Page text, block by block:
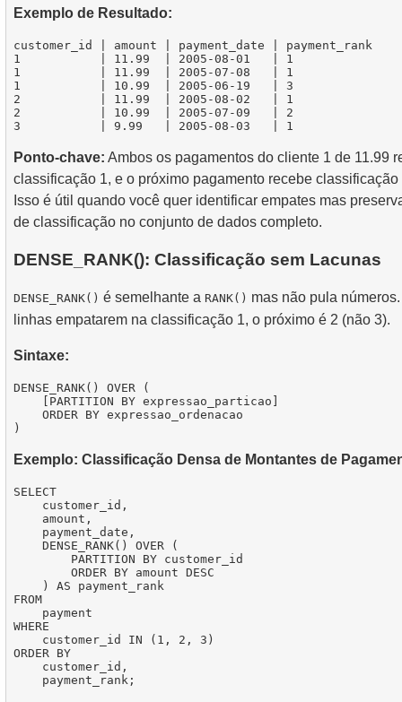
Exemplo de Resultado:
customer_id | amount | payment_date | payment_rank
1           | 11.99  | 2005-08-01   | 1
1           | 11.99  | 2005-07-08   | 1
1           | 10.99  | 2005-06-19   | 3
2           | 11.99  | 2005-08-02   | 1
2           | 10.99  | 2005-07-09   | 2
Ponto-chave: Ambos os pagamentos do cliente 1 de 11.99
classificação 1, e o próximo pagamento recebe classificação
Isso é útil quando você quer identificar empates mas
de classificação no conjunto de dados completo.
DENSE_RANK(): Classificação sem Lacunas
DENSE_RANK() é semelhante a RANK() mas não pula
linhas empatarem na classificação 1, o próximo é 2 (não 3).
Sintaxe:
DENSE_RANK() OVER (
    [PARTITION BY expressao_particao]
    ORDER BY expressao_ordenacao
Exemplo: Classificação Densa de Montantes de
SELECT
    customer_id,
    amount,
    payment_date,
    DENSE_RANK() OVER (
        PARTITION BY customer_id
        ORDER BY amount DESC
    ) AS payment_rank
FROM
    payment
WHERE
    customer_id IN (1, 2, 3)
ORDER BY
    customer_id,